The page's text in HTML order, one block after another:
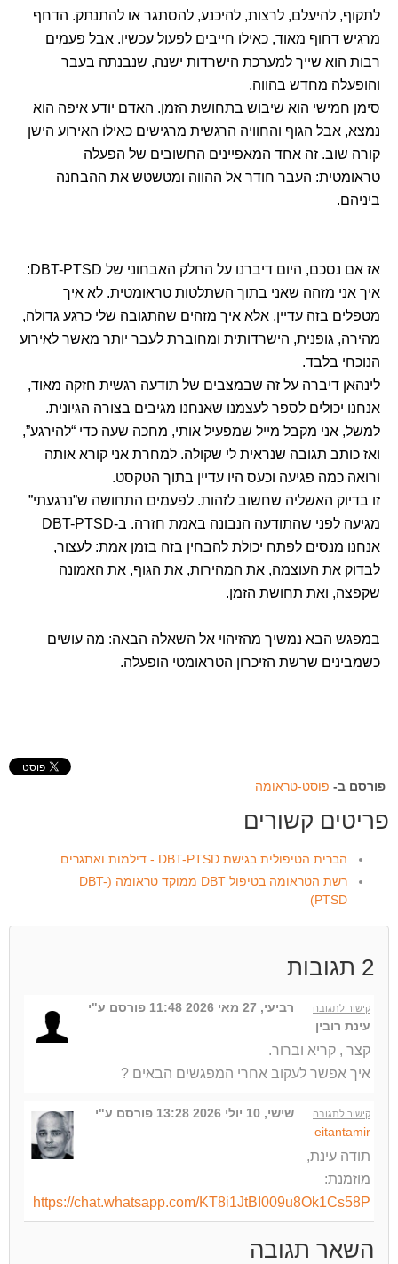
לתקוף, להיעלם, לרצות, להיכנע, להסתגר או להתנתק. הדחף
מרגיש דחוף מאוד, כאילו חייבים לפעול עכשיו. אבל פעמים
רבות הוא שייך למערכת הישרדות ישנה, שנבנתה בעבר
והופעלה מחדש בהווה.
סימן חמישי הוא שיבוש בתחושת הזמן. האדם יודע איפה הוא
נמצא, אבל הגוף והחוויה הרגשית מרגישים כאילו האירוע הישן
קורה שוב. זה אחד המאפיינים החשובים של הפעלה
טראומטית: העבר חודר אל ההווה ומטשטש את ההבחנה
ביניהם.
אז אם נסכם, היום דיברנו על החלק האבחוני של DBT-PTSD:
איך אני מזהה שאני בתוך השתלטות טראומטית. לא איך
מטפלים בזה עדיין, אלא איך מזהים שהתגובה שלי כרגע גדולה,
מהירה, גופנית, הישרדותית ומחוברת לעבר יותר מאשר לאירוע
הנוכחי בלבד.
לינהאן דיברה על זה שבמצבים של תודעה רגשית חזקה מאוד,
אנחנו יכולים לספר לעצמנו שאנחנו מגיבים בצורה הגיונית.
למשל, אני מקבל מייל שמפעיל אותי, מחכה שעה כדי “להירגע”,
ואז כותב תגובה שנראית לי שקולה. למחרת אני קורא אותה
ורואה כמה פגיעה וכעס היו עדיין בתוך הטקסט.
זו בדיוק האשליה שחשוב לזהות. לפעמים התחושה ש”נרגעתי”
מגיעה לפני שהתודעה הנבונה באמת חזרה. ב-DBT-PTSD
אנחנו מנסים לפתח יכולת להבחין בזה בזמן אמת: לעצור,
לבדוק את העוצמה, את המהירות, את הגוף, את האמונה
שקפצה, ואת תחושת הזמן.
במפגש הבא נמשיך מהזיהוי אל השאלה הבאה: מה עושים
כשמבינים שרשת הזיכרון הטראומטי הופעלה.
פורסם ב- פוסט-טראומה
פריטים קשורים
הברית הטיפולית בגישת DBT-PTSD - דילמות ואתגרים
רשת הטראומה בטיפול DBT ממוקד טראומה (DBT-
PTSD)
2 תגובות
קישור לתגובה רביעי, 27 מאי 2026 11:48
פורסם ע"י
עינת רובין
קצר , קריא וברור.
איך אפשר לעקוב אחרי המפגשים הבאים ?
קישור לתגובה שישי, 10 יולי 2026 13:28
פורסם ע"י
eitantamir
תודה עינת,
מוזמנת:
https://chat.whatsapp.com/KT8i1JtBI009u8Ok1Cs58P
השאר תגובה